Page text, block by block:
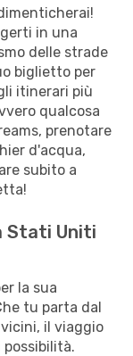
in una
delle strade
biglietto per
itinerari più
qualcosa
prenotare
d'acqua,
subito a
Stati Uniti
la sua
tu parta dal
il viaggio